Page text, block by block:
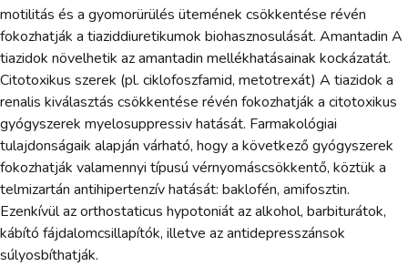
motilitás és a gyomorürülés ütemének csökkentése révén
fokozhatják a tiaziddiuretikumok biohasznosulását. Amantadin A
tiazidok növelhetik az amantadin mellékhatásainak kockázatát.
Citotoxikus szerek (pl. ciklofoszfamid, metotrexát) A tiazidok a
renalis kiválasztás csökkentése révén fokozhatják a citotoxikus
gyógyszerek myelosuppressiv hatását. Farmakológiai
tulajdonságaik alapján várható, hogy a következő gyógyszerek
fokozhatják valamennyi típusú vérnyomáscsökkentő, köztük a
telmizartán antihipertenzív hatását: baklofén, amifosztin.
Ezenkívül az orthostaticus hypotoniát az alkohol, barbiturátok,
kábító fájdalomcsillapítók, illetve az antidepresszánsok
súlyosbíthatják.